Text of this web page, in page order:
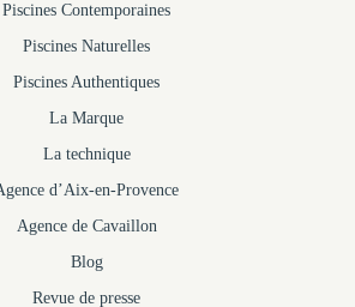
Piscines Contemporaines
Piscines Naturelles
Piscines Authentiques
La Marque
La technique
d’Aix-en-Provence
Agence de Cavaillon
Blog
Revue de presse